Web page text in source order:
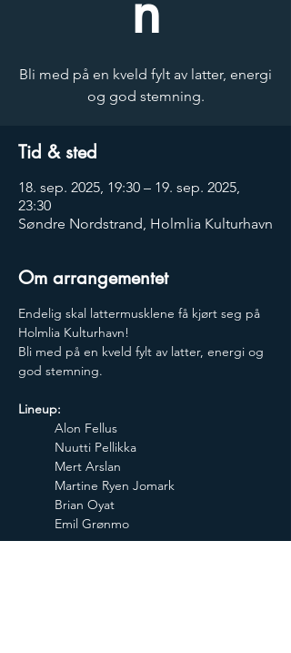
Bli med på en kveld fylt av latter, energi
og god stemning.
Tid & sted
18. sep. 2025, 19:30 – 19. sep. 2025,
23:30
Søndre Nordstrand, Holmlia Kulturhavn
Om arrangementet
Endelig skal lattermusklene få kjørt seg på
Holmlia Kulturhavn!
Bli med på en kveld fylt av latter, energi og
god stemning.
Lineup:
Alon Fellus
Nuutti Pellikka
Mert Arslan
Martine Ryen Jomark
Brian Oyat
Emil Grønmo